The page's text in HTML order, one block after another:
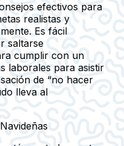
efectivos para
realistas y
Es fácil
saltarse
cumplir con un
laborales para asistir
de “no hacer
lleva al